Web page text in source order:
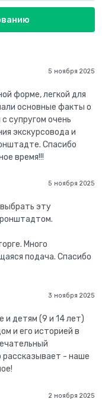
5 ноября 2025
форме, легкой для
основные факты о
супругом очень
экскурсовода и
Спасибо
время!!!
5 ноября 2025
эту
Много
подача. Спасибо
3 ноября 2025
и детям (9 и 14 лет)
и его историей в
рассказывает - наше
2 ноября 2025